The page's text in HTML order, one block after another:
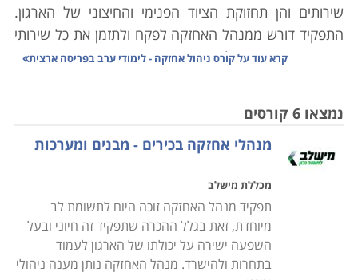
שירותים והן תחזוקת הציוד הפנימי והחיצוני של הארגון.
התפקיד דורש ממנהל האחזקה לפקח ולתזמן את כל שירותי
האחזקה הנדרשים, לוודא את איכות השירות ותקני המוצרים
האחזקה עליו להיות מוכשר, מיומן ובעל הידע הנדרש על
מנת לעסוק בתפקיד ביעילות.
קורס ניהול אחזקה מספק ידע רב בתחום ומאפשר לעסוק
כמנהל אחזקה הן בארגונים מסחריים והן בארגונים ציבוריים
ופרטיים. במסגרת הקורס נלמדים נושאים מגוונים כדוגמת
תיקונים טכניים של אלמנטים שונים במבנה, התקנת ריהוט
קרא עוד עלקורס ניהול אחזקה - לימודי ערב בפריסה ארצית
נמצאו 6 קורסים
מנהלי אחזקה בכירים - מבנים ומערכות
מכללת מישלב
תפקיד מנהל האחזקה זוכה היום לתשומת לב
מיוחדת, זאת בגלל ההכרה שתפקיד זה חיוני ובעל
השפעה ישירה על יכולתו של הארגון לעמוד
בתחרות ולהישרד. מנהל האחזקה נותן מענה ניהולי